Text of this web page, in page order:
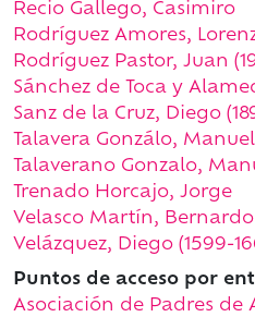
Recio Gallego, Casimiro
Rodríguez Amores,
Rodríguez Pastor, Juan
Sánchez de Toca y
Sanz de la Cruz, Diego
Talavera Gonzálo,
Talaverano Gonzalo,
Trenado Horcajo, Jorge
Velasco Martín, Bernardo
Velázquez, Diego (1599-
Puntos de acceso por
Asociación de Padres de